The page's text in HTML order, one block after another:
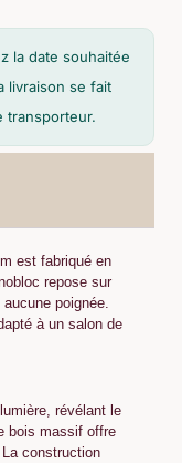
la date souhaitée
livraison se fait
transporteur.
est fabriqué en
repose sur
poignée.
à un salon de
révélant le
bois massif offre
construction